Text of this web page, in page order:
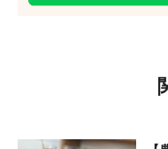
人